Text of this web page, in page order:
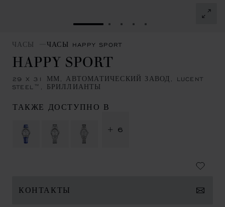
ПЕРЕЙТИ К СЛАЙДУ 1
ПЕРЕЙТИ К СЛАЙДУ 2
ПЕРЕЙТИ К СЛАЙДУ
ПЕРЕЙТИ К
ПЕРЕЙТИ К
ЧАСЫ ЧАСЫ HAPPY SPORT
HAPPY SPORT
29 X 31 ММ, АВТОМАТИЧЕСКИЙ ЗАВОД, LUCENT
STEEL™, БРИЛЛИАНТЫ
ТАКЖЕ ДОСТУПНО В
+ 6
КОНТАКТЫ